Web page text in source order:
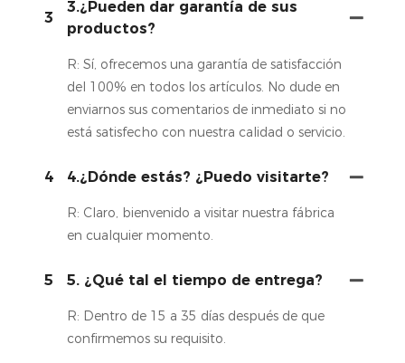
3
3.¿Pueden dar garantía de sus
productos?
R: Sí, ofrecemos una garantía de satisfacción
del 100% en todos los artículos. No dude en
enviarnos sus comentarios de inmediato si no
está satisfecho con nuestra calidad o servicio.
4 4.¿Dónde estás? ¿Puedo visitarte?
R: Claro, bienvenido a visitar nuestra fábrica
en cualquier momento.
5 5. ¿Qué tal el tiempo de entrega?
R: Dentro de 15 a 35 días después de que
confirmemos su requisito.